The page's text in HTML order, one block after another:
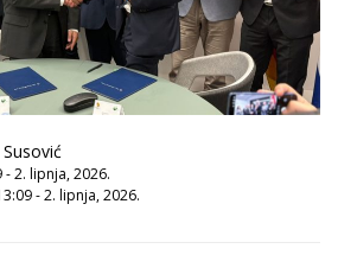
- 2. lipnja, 2026.
- 2. lipnja, 2026.